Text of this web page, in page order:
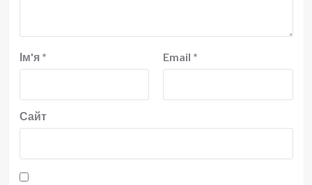
Ім'я * Email *
Сайт